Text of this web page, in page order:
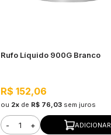
Rufo Líquido 900G Branco
R$ 152,06
ou 2xde R$ 76,03 sem juros
- + ADICIONAR